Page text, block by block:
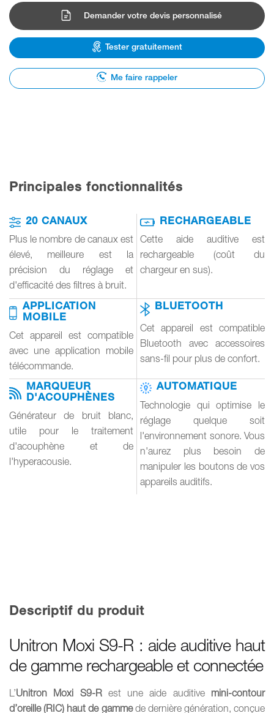
Demander votre devis personnalisé
Tester gratuitement
Me faire rappeler
Principales fonctionnalités
20 CANAUX
Plus le nombre de canaux est
élevé, meilleure est la
précision du réglage et
d'efficacité des filtres à bruit.
RECHARGEABLE
Cette aide auditive est
rechargeable (coût du
chargeur en sus).
APPLICATION
MOBILE
Cet appareil est compatible
avec une application mobile
télécommande.
BLUETOOTH
Cet appareil est compatible
Bluetooth avec accessoires
sans-fil pour plus de confort.
MARQUEUR
D'ACOUPHÈNES
Générateur de bruit blanc,
utile pour le traitement
d'acouphène et de
l'hyperacousie.
AUTOMATIQUE
Technologie qui optimise le
réglage quelque soit
l'environnement sonore. Vous
n'aurez plus besoin de
manipuler les boutons de vos
appareils auditifs.
Descriptif du produit
Unitron Moxi S9-R : aide auditive haut
de gamme rechargeable et connectée
L’Unitron Moxi S9-Rest une aide auditive mini-contour
d’oreille (RIC) haut de gammede dernière génération, conçue